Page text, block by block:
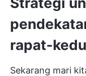
rapat-
Sekarang mari